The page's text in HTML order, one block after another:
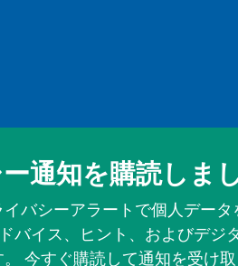
通知を購読しま
バシーアラートで個人デー
バイス、ヒント、およびデジ
今すぐ購読して通知を受け